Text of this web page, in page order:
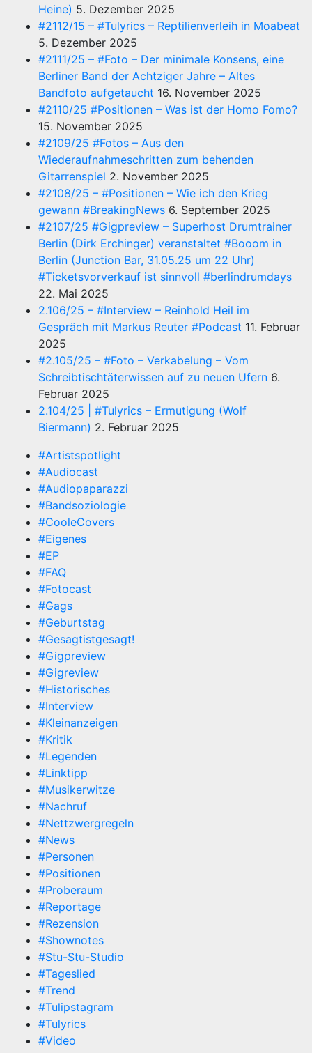
Heine) 5. Dezember 2025
#2112/15 – #Tulyrics – Reptilienverleih in Moabeat
5. Dezember 2025
#2111/25 – #Foto – Der minimale Konsens, eine
Berliner Band der Achtziger Jahre – Altes
Bandfoto aufgetaucht 16. November 2025
#2110/25 #Positionen – Was ist der Homo Fomo?
15. November 2025
#2109/25 #Fotos – Aus den
Wiederaufnahmeschritten zum behenden
Gitarrenspiel 2. November 2025
#2108/25 – #Positionen – Wie ich den Krieg
gewann #BreakingNews 6. September 2025
#2107/25 #Gigpreview – Superhost Drumtrainer
Berlin (Dirk Erchinger) veranstaltet #Booom in
Berlin (Junction Bar, 31.05.25 um 22 Uhr)
#Ticketsvorverkauf ist sinnvoll #berlindrumdays
22. Mai 2025
2.106/25 – #Interview – Reinhold Heil im
Gespräch mit Markus Reuter #Podcast 11. Februar
2025
#2.105/25 – #Foto – Verkabelung – Vom
Schreibtischtäterwissen auf zu neuen Ufern 6.
Februar 2025
2.104/25 | #Tulyrics – Ermutigung (Wolf
Biermann) 2. Februar 2025
#Artistspotlight
#Audiocast
#Audiopaparazzi
#Bandsoziologie
#CooleCovers
#Eigenes
#EP
#FAQ
#Fotocast
#Gags
#Geburtstag
#Gesagtistgesagt!
#Gigpreview
#Gigreview
#Historisches
#Interview
#Kleinanzeigen
#Kritik
#Legenden
#Linktipp
#Musikerwitze
#Nachruf
#Nettzwergregeln
#News
#Personen
#Positionen
#Proberaum
#Reportage
#Rezension
#Shownotes
#Stu-Stu-Studio
#Tageslied
#Trend
#Tulipstagram
#Tulyrics
#Video